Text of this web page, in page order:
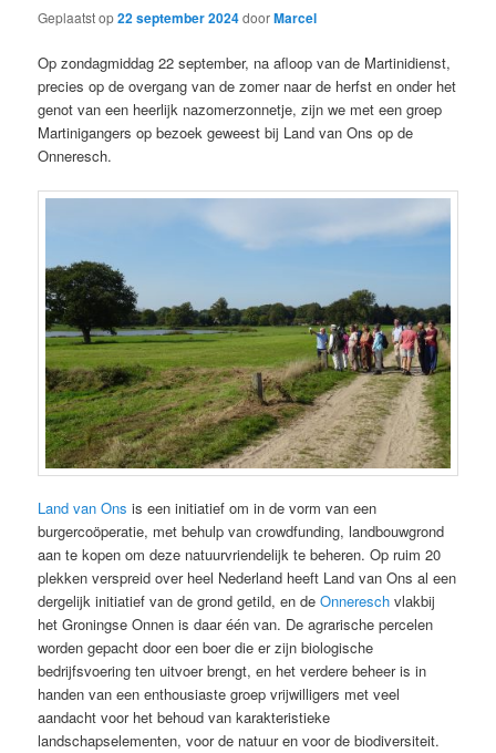
Geplaatst op22 september 2024doorMarcel
Op zondagmiddag 22 september, na afloop van de Martinidienst,
precies op de overgang van de zomer naar de herfst en onder het
genot van een heerlijk nazomerzonnetje, zijn we met een groep
Martinigangers op bezoek geweest bij Land van Ons op de
Onneresch.
Land van Ons is een initiatief om in de vorm van een
burgercoöperatie, met behulp van crowdfunding, landbouwgrond
aan te kopen om deze natuurvriendelijk te beheren. Op ruim 20
plekken verspreid over heel Nederland heeft Land van Ons al een
dergelijk initiatief van de grond getild, en deOnneresch vlakbij
het Groningse Onnen is daar één van. De agrarische percelen
worden gepacht door een boer die er zijn biologische
bedrijfsvoering ten uitvoer brengt, en het verdere beheer is in
handen van een enthousiaste groep vrijwilligers met veel
aandacht voor het behoud van karakteristieke
landschapselementen, voor de natuur en voor de biodiversiteit.